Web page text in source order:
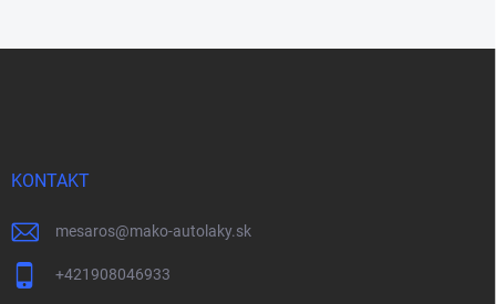
KONTAKT
mesaros@mako-autolaky.sk
+421908046933